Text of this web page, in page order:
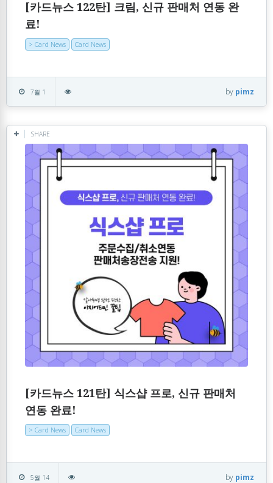
[카드뉴스 122탄] 크림, 신규 판매처 연동 완
료!
> Card News Card News
7월 1 by pimz
SHARE
[카드뉴스 121탄] 식스샵 프로, 신규 판매처
연동 완료!
> Card News Card News
5월 14 by pimz